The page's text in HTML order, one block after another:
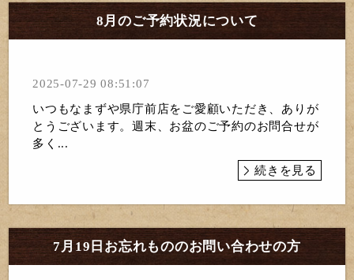
8月のご予約状況について
2025-07-29 08:51:07
いつもなまずや県庁前店をご愛顧いただき、ありが
とうございます。週末、お盆のご予約のお問合せが
多く...
続きを見る
7月19日お忘れもののお問い合わせの方